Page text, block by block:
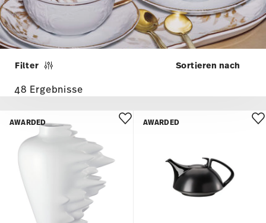
Filter
48 Ergebnisse
AWARDED AWARDED